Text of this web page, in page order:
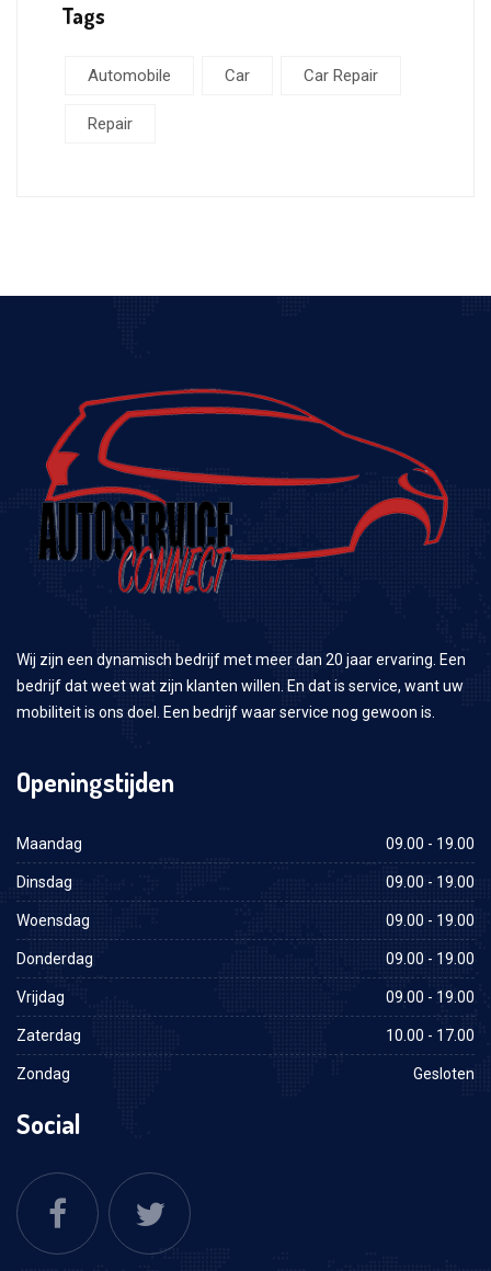
Tags
Automobile Car Car Repair
Repair
Wij zijn een dynamisch bedrijf met meer dan 20 jaar ervaring. Een
bedrijf dat weet wat zijn klanten willen. En dat is service, want uw
mobiliteit is ons doel. Een bedrijf waar service nog gewoon is.
Openingstijden
Maandag 09.00 - 19.00
Dinsdag 09.00 - 19.00
Woensdag 09.00 - 19.00
Donderdag 09.00 - 19.00
Vrijdag 09.00 - 19.00
Zaterdag 10.00 - 17.00
Zondag Gesloten
Social